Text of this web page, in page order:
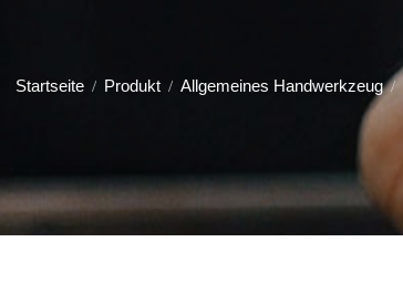
Startseite Produkt Allgemeines Handwerkzeug